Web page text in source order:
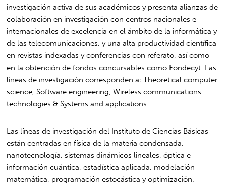
investigación activa de sus académicos y presenta alianzas de
colaboración en investigación con centros nacionales e
internacionales de excelencia en el ámbito de la informática y
de las telecomunicaciones, y una alta productividad científica
en revistas indexadas y conferencias con referato, así como
en la obtención de fondos concursables como Fondecyt. Las
líneas de investigación corresponden a: Theoretical computer
science, Software engineering, Wireless communications
technologies & Systems and applications.
Las líneas de investigación del Instituto de Ciencias Básicas
están centradas en física de la materia condensada,
nanotecnología, sistemas dinámicos lineales, óptica e
información cuántica, estadística aplicada, modelación
matemática, programación estocástica y optimización.